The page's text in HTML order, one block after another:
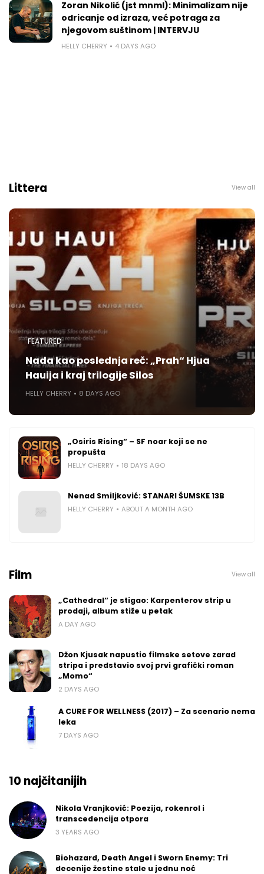
Zoran Nikolić (jst mnml): Minimalizam nije
odricanje od izraza, već potraga za
njegovom suštinom | INTERVJU
HELLY CHERRY 4 DAYS AGO
Littera View all
FEATURED
Nada kao poslednja reč: „Prah“ Hjua
Hauija i kraj trilogije Silos
HELLY CHERRY 8 DAYS AGO
„Osiris Rising“ – SF noar koji se ne
propušta
HELLY CHERRY 18 DAYS AGO
Nenad Smiljković: STANARI ŠUMSKE 13B
HELLY CHERRY ABOUT A MONTH AGO
Film View all
„Cathedral“ je stigao: Karpenterov strip u
prodaji, album stiže u petak
A DAY AGO
Džon Kjusak napustio filmske setove zarad
stripa i predstavio svoj prvi grafički roman
„Momo“
2 DAYS AGO
A CURE FOR WELLNESS (2017) – Za scenario nema
leka
7 DAYS AGO
10 najčitanijih
Nikola Vranjković: Poezija, rokenrol i
transcedencija otpora
3 YEARS AGO
Biohazard, Death Angel i Sworn Enemy: Tri
decenije žestine stale u jednu noć